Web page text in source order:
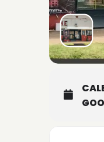
Cine y
25 de
Entre Ríos.
///